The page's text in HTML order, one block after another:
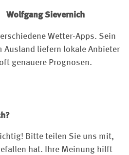
Wolfgang Sievernich
Wetter-Apps. Sein
Ausland liefern lokale Anbieter
oft genauere Prognosen.
Bitte teilen Sie uns mit,
hat. Ihre Meinung hilft